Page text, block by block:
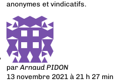
anonymes et vindicatifs.
parArnaud PIDON
13 novembre 2021 à 21 h 27 min